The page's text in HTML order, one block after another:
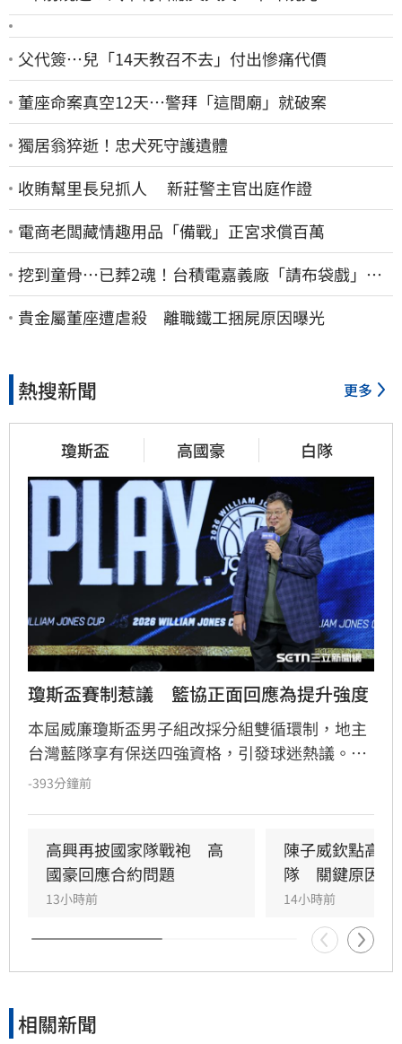
父代簽…兒「14天教召不去」付出慘痛代價
董座命案真空12天…警拜「這間廟」就破案
獨居翁猝逝！忠犬死守護遺體
收賄幫里長兒抓人 新莊警主官出庭作證
電商老闆藏情趣用品「備戰」正宮求償百萬
挖到童骨…已葬2魂！台積電嘉義廠「請布袋戲」原
因曝
貴金屬董座遭虐殺 離職鐵工捆屍原因曝光
熱搜新聞 更多
瓊斯盃 高國豪 白隊
瓊斯盃賽制惹議　籃協正面回應為提升強度
本屆威廉瓊斯盃男子組改採分組雙循環制，地主
台灣藍隊享有保送四強資格，引發球迷熱議。籃
協副理事長文大培親自回應，強調賽制調整旨在
價值在於國際交流與實戰練兵，邀請美國NCAA
一級球隊及菲律賓等強權參賽，目標是讓球迷享
受高水準對決。
-393分鐘前
高興再披國家隊戰袍　高
國豪回應合約問題
13小時前
陳子威欽點高
隊　關鍵原因曝
14小時前
相關新聞